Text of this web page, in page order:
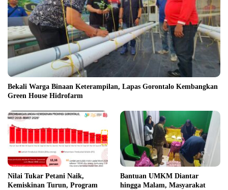
Bekali Warga Binaan Keterampilan, Lapas Gorontalo Kembangkan
Green House Hidrofarm
Nilai Tukar Petani Naik,
Kemiskinan Turun, Program
Bantuan UMKM Diantar
hingga Malam, Masyarakat